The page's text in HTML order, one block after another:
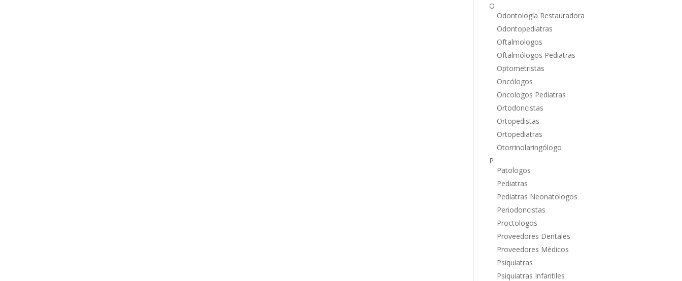
O
Odontología Restauradora
Odontopediatras
Oftalmologos
Oftalmólogos Pediatras
Optometristas
Oncólogos
Oncologos Pediatras
Ortodoncistas
Ortopedistas
Ortopediatras
Otorrinolaringólogo
P
Patologos
Pediatras
Pediatras Neonatologos
Periodoncistas
Proctologos
Proveedores Dentales
Proveedores Médicos
Psiquiatras
Psiquiatras Infantiles